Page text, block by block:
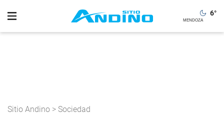
6°
Sitio Andino > Sociedad